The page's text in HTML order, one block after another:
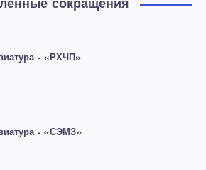
сокращения
– «РХЧП»
– «СЭМЗ»